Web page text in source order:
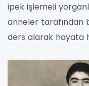
ipek işlemeli
anneler tarafından
ders alarak hayata